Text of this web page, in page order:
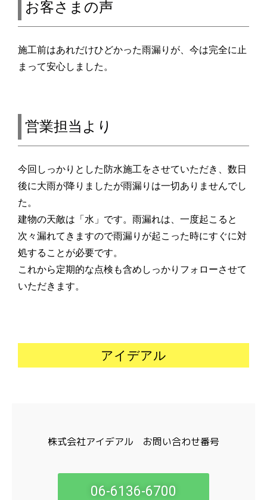
お客さまの声
施工前はあれだけひどかった雨漏りが、今は完全に止
まって安心しました。
営業担当より
今回しっかりとした防水施工をさせていただき、数日
後に大雨が降りましたが雨漏りは一切ありませんでし
た。
建物の天敵は「水」です。雨漏れは、一度起こると
次々漏れてきますので雨漏りが起こった時にすぐに対
処することが必要です。
これから定期的な点検も含めしっかりフォローさせて
いただきます。
アイデアル
株式会社アイデアル お問い合わせ番号
06-6136-6700